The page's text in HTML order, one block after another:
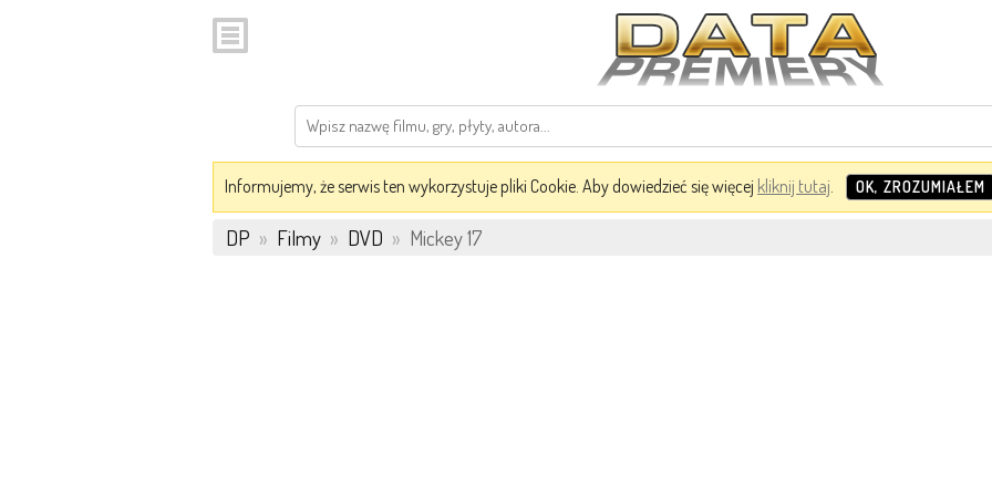
Informujemy, że serwis ten wykorzystuje pliki Cookie. Aby dowiedzieć się więcej kliknij tutaj. OK, ZROZUMIAŁEM
DP » Filmy » DVD » Mickey 17